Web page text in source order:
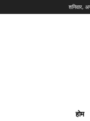
शनिवार,
होम